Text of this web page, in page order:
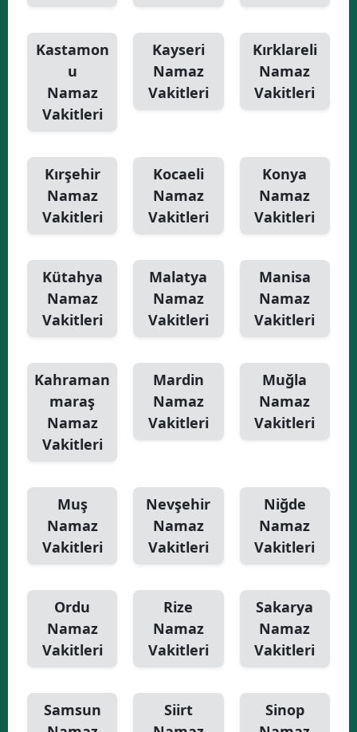
Kastamon
u
Namaz
Vakitleri
Kayseri
Namaz
Vakitleri
Kırklareli
Namaz
Vakitleri
Kırşehir
Namaz
Vakitleri
Kocaeli
Namaz
Vakitleri
Konya
Namaz
Vakitleri
Kütahya
Namaz
Vakitleri
Malatya
Namaz
Vakitleri
Manisa
Namaz
Vakitleri
Kahraman
maraş
Namaz
Vakitleri
Mardin
Namaz
Vakitleri
Muğla
Namaz
Vakitleri
Muş
Namaz
Vakitleri
Nevşehir
Namaz
Vakitleri
Niğde
Namaz
Vakitleri
Ordu
Namaz
Vakitleri
Rize
Namaz
Vakitleri
Sakarya
Namaz
Vakitleri
Samsun
Siirt
Sinop